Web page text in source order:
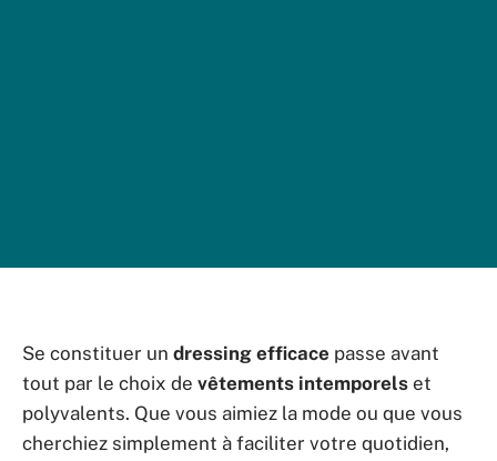
Se constituer un dressing efficace passe avant
tout par le choix de vêtements intemporels et
polyvalents. Que vous aimiez la mode ou que vous
cherchiez simplement à faciliter votre quotidien,